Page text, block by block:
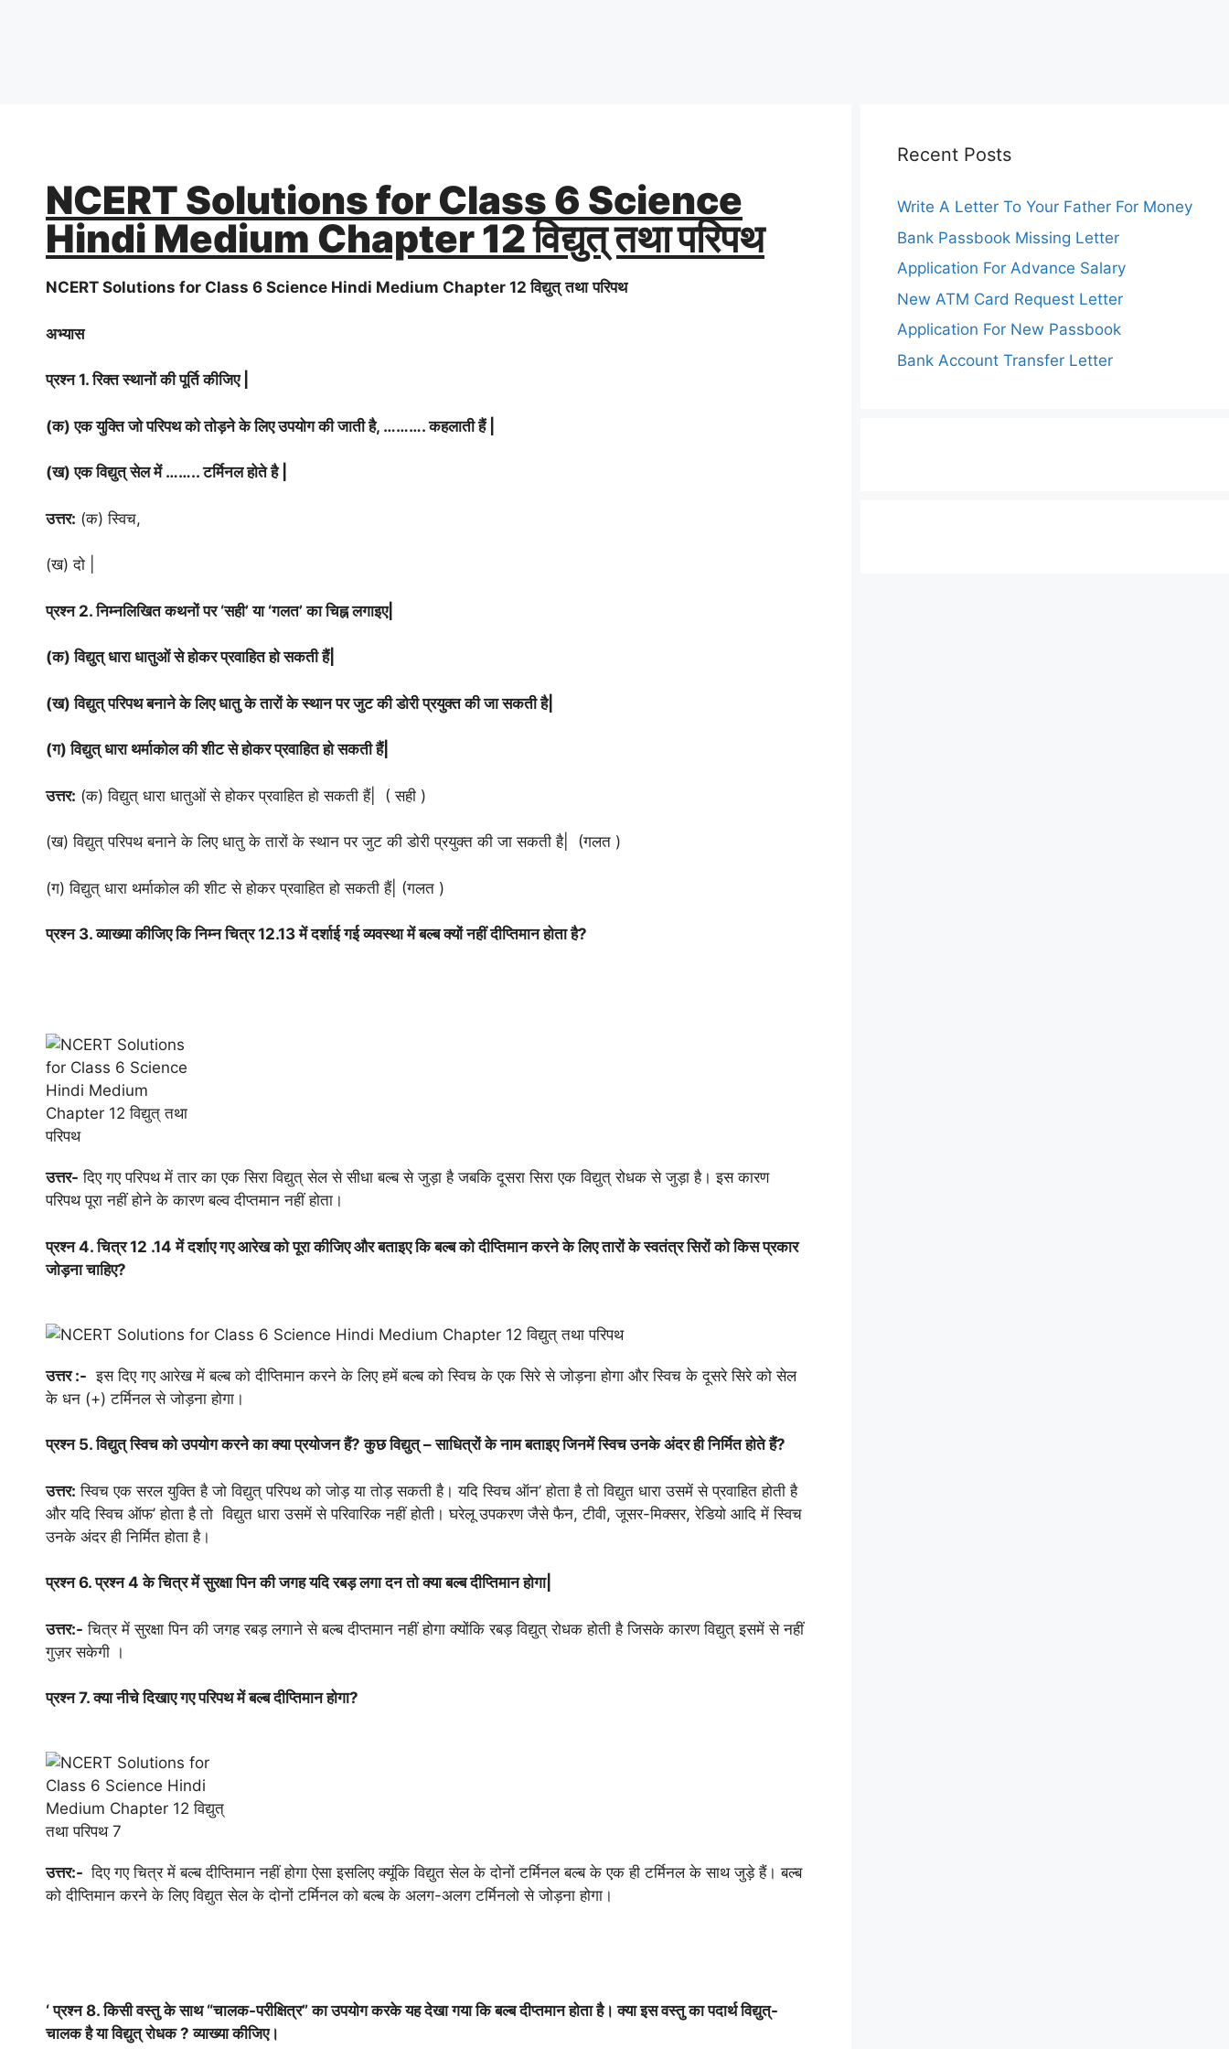
NCERT Solutions for Class 6 Science
Hindi Medium Chapter 12 विद्युत् तथा परिपथ
NCERT Solutions for Class 6 Science Hindi Medium Chapter 12विद्युत् तथा परिपथ
अभ्यास
प्रश्न 1. रिक्त स्थानों की पूर्ति कीजिए |
(क) एक युक्ति जो परिपथ को तोड़ने के लिए उपयोग की जाती है, ………. कहलाती हैं |
(ख) एक विद्युत् सेल में …….. टर्मिनल होते है |
उत्तर: (क) स्विच,
(ख) दो |
प्रश्न 2. निम्नलिखित कथनों पर ‘सही’ या ‘गलत’ का चिह्न लगाइए|
(क) विद्युत् धारा धातुओं से होकर प्रवाहित हो सकती हैं|
(ख) विद्युत् परिपथ बनाने के लिए धातु के तारों के स्थान पर जुट की डोरी प्रयुक्त की जा सकती है|
(ग) विद्युत् धारा थर्माकोल की शीट से होकर प्रवाहित हो सकती हैं|
उत्तर: (क) विद्युत् धारा धातुओं से होकर प्रवाहित हो सकती हैं| ( सही )
(ख) विद्युत् परिपथ बनाने के लिए धातु के तारों के स्थान पर जुट की डोरी प्रयुक्त की जा सकती है| (गलत )
(ग) विद्युत् धारा थर्माकोल की शीट से होकर प्रवाहित हो सकती हैं| (गलत )
प्रश्न 3. व्याख्या कीजिए कि निम्न चित्र 12.13 में दर्शाई गई व्यवस्था में बल्ब क्यों नहीं दीप्तिमान होता है?
उत्तर- दिए गए परिपथ में तार का एक सिरा विद्युत् सेल से सीधा बल्ब से जुड़ा है जबकि दूसरा सिरा एक विद्युत् रोधक से जुड़ा है। इस कारण
परिपथ पूरा नहीं होने के कारण बल्व दीप्तमान नहीं होता।
प्रश्न 4. चित्र 12 .14 में दर्शाए गए आरेख को पूरा कीजिए और बताइए कि बल्ब को दीप्तिमान करने के लिए तारों के स्वतंत्र सिरों को किस प्रकार
जोड़ना चाहिए?
उत्तर :- इस दिए गए आरेख में बल्ब को दीप्तिमान करने के लिए हमें बल्ब को स्विच के एक सिरे से जोड़ना होगा और स्विच के दूसरे सिरे को सेल
के धन (+) टर्मिनल से जोड़ना होगा।
प्रश्न 5. विद्युत् स्विच को उपयोग करने का क्या प्रयोजन हैं? कुछ विद्युत् – साधित्रों के नाम बताइए जिनमें स्विच उनके अंदर ही निर्मित होते हैं?
उत्तर: स्विच एक सरल युक्ति है जो विद्युत् परिपथ को जोड़ या तोड़ सकती है। यदि स्विच ऑन’ होता है तो विद्युत धारा उसमें से प्रवाहित होती है
और यदि स्विच ऑफ’ होता है तो विद्युत धारा उसमें से परिवारिक नहीं होती। घरेलू उपकरण जैसे फैन, टीवी, जूसर-मिक्सर, रेडियो आदि में स्विच
उनके अंदर ही निर्मित होता है।
प्रश्न 6. प्रश्न 4 के चित्र में सुरक्षा पिन की जगह यदि रबड़ लगा दन तो क्या बल्ब दीप्तिमान होगा|
उत्तर:- चित्र में सुरक्षा पिन की जगह रबड़ लगाने से बल्ब दीप्तमान नहीं होगा क्योंकि रबड़ विद्युत् रोधक होती है जिसके कारण विद्युत् इसमें से नहीं
गुज़र सकेगी ।
प्रश्न 7. क्या नीचे दिखाए गए परिपथ में बल्ब दीप्तिमान होगा?
उत्तर:- दिए गए चित्र में बल्ब दीप्तिमान नहीं होगा ऐसा इसलिए क्यूंकि विद्युत सेल के दोनों टर्मिनल बल्ब के एक ही टर्मिनल के साथ जुड़े हैं। बल्ब
को दीप्तिमान करने के लिए विद्युत सेल के दोनों टर्मिनल को बल्ब के अलग-अलग टर्मिनलो से जोड़ना होगा।
‘ प्रश्न 8. किसी वस्तु के साथ “चालक-परीक्षित्र” का उपयोग करके यह देखा गया कि बल्ब दीप्तमान होता है। क्या इस वस्तु का पदार्थ विद्युत्-
चालक है या विद्युत् रोधक ? व्याख्या कीजिए।
Recent Posts
Write A Letter To Your Father For Money
Bank Passbook Missing Letter
Application For Advance Salary
New ATM Card Request Letter
Application For New Passbook
Bank Account Transfer Letter